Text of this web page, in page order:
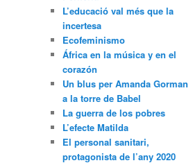
L’educació val més que la
incertesa
Ecofeminismo
África en la música y en el
corazón
Un blus per Amanda Gorman
a la torre de Babel
La guerra de los pobres
L’efecte Matilda
El personal sanitari,
protagonista de l’any 2020